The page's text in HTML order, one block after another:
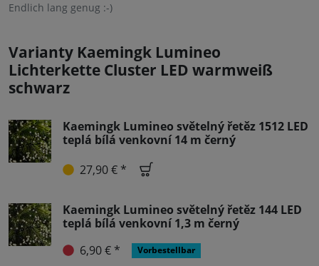
Endlich lang genug :-)
Varianty Kaemingk Lumineo
Lichterkette Cluster LED warmweiß
schwarz
Kaemingk Lumineo světelný řetěz 1512 LED
teplá bílá venkovní 14 m černý
27,90 € *
Kaemingk Lumineo světelný řetěz 144 LED
teplá bílá venkovní 1,3 m černý
6,90 € *
Vorbestellbar